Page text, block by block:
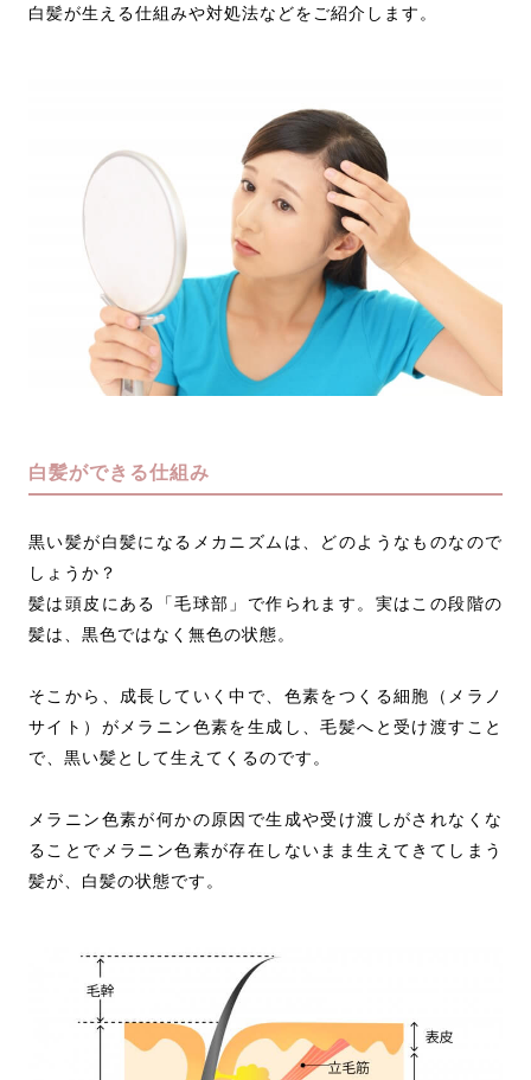
白髪が生える仕組みや対処法などをご紹介します。
白髪ができる仕組み
黒い髪が白髪になるメカニズムは、どのようなものなので
しょうか？
髪は頭皮にある「毛球部」で作られます。実はこの段階の
髪は、黒色ではなく無色の状態。
そこから、成長していく中で、色素をつくる細胞（メラノ
サイト）がメラニン色素を生成し、毛髪へと受け渡すこと
で、黒い髪として生えてくるのです。
メラニン色素が何かの原因で生成や受け渡しがされなくな
ることでメラニン色素が存在しないまま生えてきてしまう
髪が、白髪の状態です。